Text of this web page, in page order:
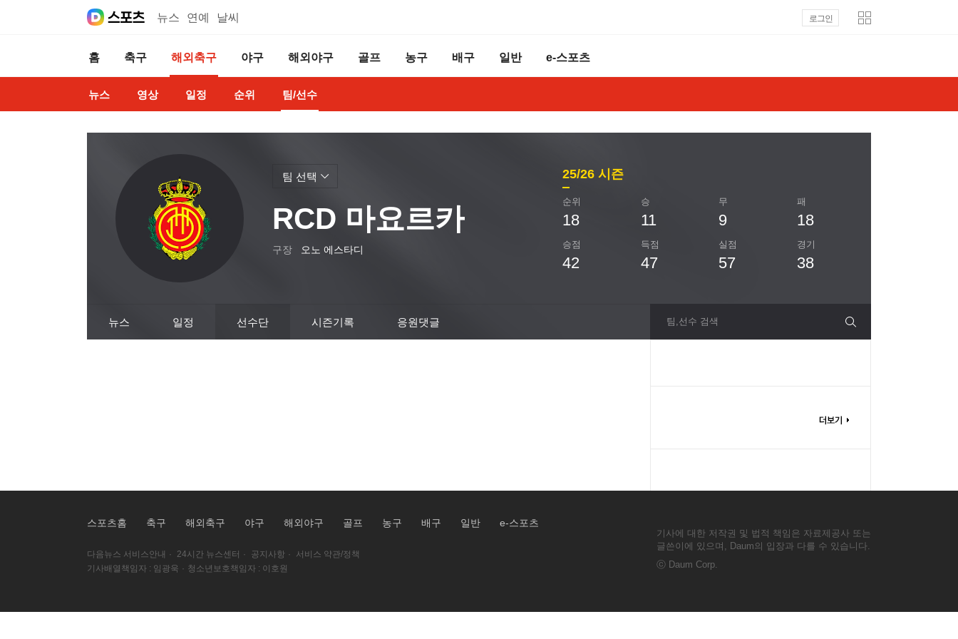
뉴스 연예 날씨 로그인
홈 축구 해외축구 야구 해외야구 골프 농구 배구 일반 e-스포츠
뉴스 영상 일정 순위 팀/선수
RCD 마요르카
구장 오노 에스타디
25/26 시즌
순위
18
승
11
무
9
패
18
승점
42
득점
47
실점
57
경기
38
팀 선택
팀,선수 검색
뉴스 일정 선수단 시즌기록 응원댓글
스포츠홈 축구 해외축구 야구 해외야구 골프 농구 배구 일반 e-스포츠
다음뉴스 서비스안내 · 24시간 뉴스센터 · 공지사항 ·
서비스 약관/정책
기사배열책임자 : 임광욱 · 청소년보호책임자 : 이호원
기사에 대한 저작권 및 법적 책임은 자료제공사 또는
글쓴이에 있으며, Daum의 입장과 다를 수 있습니다.
ⓒ Daum Corp.